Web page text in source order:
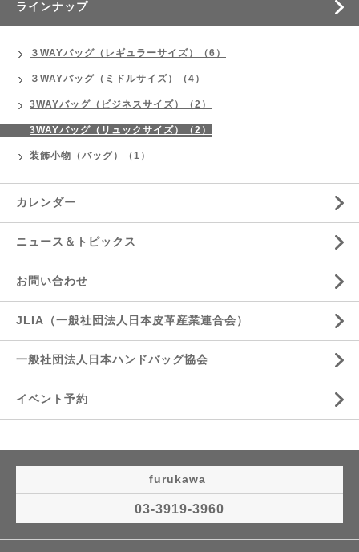
ラインナップ
３WAYバッグ（レギュラーサイズ）（6）
３WAYバッグ（ミドルサイズ）（4）
3WAYバッグ（ビジネスサイズ）（2）
3WAYバッグ（リュックサイズ）（2）
装飾小物（バッグ）（1）
カレンダー
ニュース＆トピックス
お問い合わせ
JLIA（一般社団法人日本皮革産業連合会）
一般社団法人日本ハンドバッグ協会
イベント予約
furukawa
03-3919-3960